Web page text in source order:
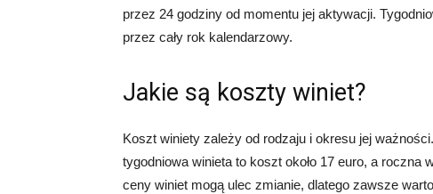
przez 24 godziny od momentu jej aktywacji.
przez cały rok kalendarzowy.
Jakie są koszty winiet?
Koszt winiety zależy od rodzaju i okresu jej
tygodniowa winieta to koszt około 17 euro, a roczna
ceny winiet mogą ulec zmianie, dlatego zawsze